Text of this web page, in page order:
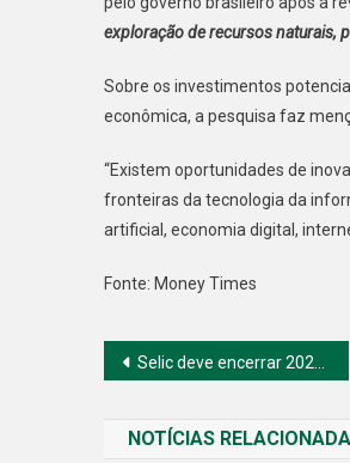
exploração de recursos naturais,
Sobre os investimentos
econômica, a pesquisa faz
“Existem oportunidades de
fronteiras da tecnologia da
artificial, economia digital,
Fonte: Money Times
Navegação
Selic deve encerrar 2021 em 7,5% ao ano
NOTÍCIAS